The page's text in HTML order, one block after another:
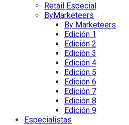
Retail Especial
ByMarketeers
By Marketeers
Edición 1
Edición 2
Edición 3
Edición 4
Edición 5
Edición 6
Edición 7
Edición 8
Edición 9
Especialistas